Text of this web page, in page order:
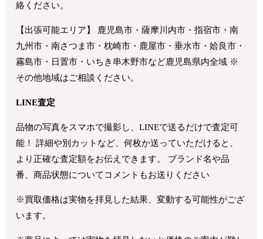
絡ください。
【出張可能エリア】 鹿児島市・薩摩川内市・指宿市・南
九州市・南さつま市・枕崎市・鹿屋市・垂水市・姶良市・
霧島市・日置市・いちき串木野市など鹿児島県内全域 ※
その他地域はご相談ください。
LINE査定
品物の写真をスマホで撮影し、LINEで送るだけで査定可
能！ 詳細や別カットなど、何枚か送っていただけると、
より正確な査定額をお伝えできます。 ブランド名や品
番、商品状態についてコメントもお送りください
※買取価格は実物を拝見した結果、変動する可能性がござ
います。